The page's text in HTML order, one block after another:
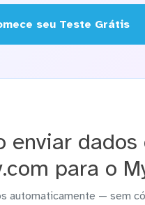
seu Teste Grátis
enviar dados
para o
automaticamente — sem